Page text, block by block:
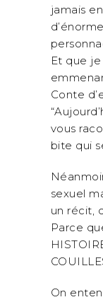
jamais
Et que
Conte
vous
bite qui
sexuel
un récit,
Parce
On